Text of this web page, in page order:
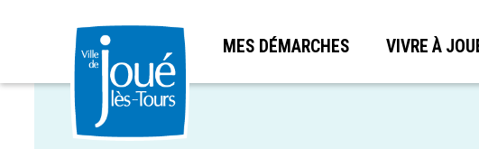
Aller
MES DÉMARCHES VIVRE À